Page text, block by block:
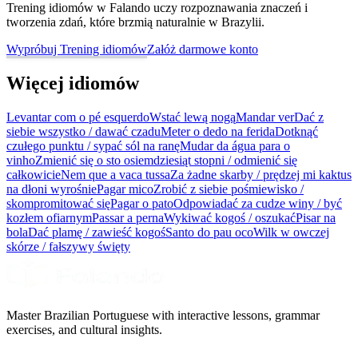
Trening idiomów w Falando uczy rozpoznawania znaczeń i
tworzenia zdań, które brzmią naturalnie w Brazylii.
Wypróbuj Trening idiomówZałóż darmowe konto
Więcej idiomów
Levantar com o pé esquerdoWstać lewą nogąMandar verDać z
siebie wszystko / dawać czaduMeter o dedo na feridaDotknąć
czułego punktu / sypać sól na ranęMudar da água para o
vinhoZmienić się o sto osiemdziesiąt stopni / odmienić się
całkowicieNem que a vaca tussaZa żadne skarby / prędzej mi kaktus
na dłoni wyrośniePagar micoZrobić z siebie pośmiewisko /
skompromitować sięPagar o patoOdpowiadać za cudze winy / być
kozłem ofiarnymPassar a pernaWykiwać kogoś / oszukaćPisar na
bolaDać plamę / zawieść kogośSanto do pau ocoWilk w owczej
skórze / fałszywy święty
Master Brazilian Portuguese with interactive lessons, grammar
exercises, and cultural insights.